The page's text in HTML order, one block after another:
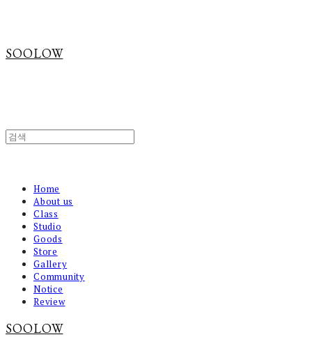
SOOLOW
Home
About us
Class
Studio
Goods
Store
Gallery
Community
Notice
Review
SOOLOW